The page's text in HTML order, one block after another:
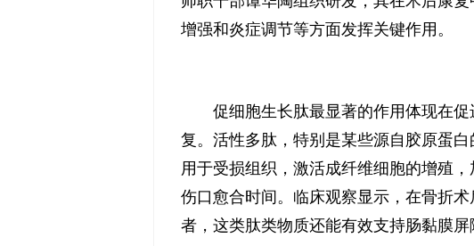
增强和炎症调节等方面发挥关键作用。
促细胞生长肽最显著的作用体现在
复。活性多肽，特别是某些源自胶原蛋
用于受损组织，激活成纤维细胞的增殖
伤口愈合时间。临床观察显示，在骨折
者，这类肽类物质还能有效支持肠黏膜屏